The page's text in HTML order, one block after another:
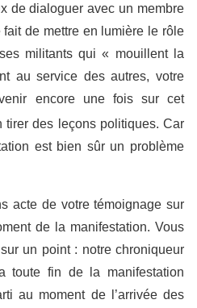
de dialoguer avec un membre
de mettre en lumière le rôle
militants qui « mouillent la
au service des autres, votre
encore une fois sur cet
tirer des leçons politiques. Car
est bien sûr un problème
acte de votre témoignage sur
de la manifestation. Vous
un point : notre chroniqueur
toute fin de la manifestation
au moment de l’arrivée des